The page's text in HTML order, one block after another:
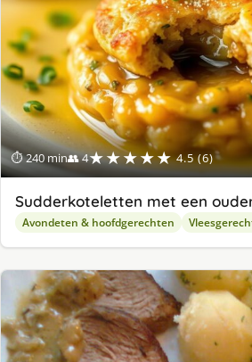
⏱ 240 min👥 4★★★★★ 4.5 (6)
Sudderkoteletten met een
Avondeten & hoofdgerechten